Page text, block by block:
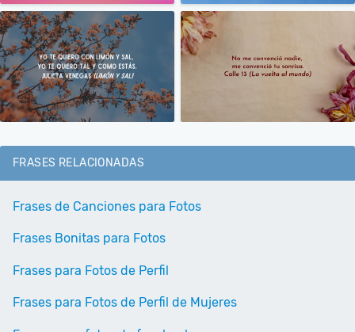
FRASES RELACIONADAS
Frases de Canciones para Fotos
Frases Bonitas para Fotos
Frases para Fotos de Perfil
Frases para Fotos de Perfil de Mujeres